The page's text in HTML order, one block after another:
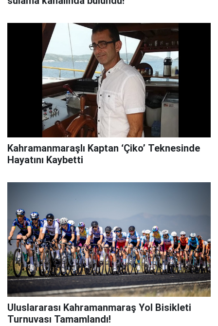
Kahramanmaraşlı Kaptan ‘Çiko’ Teknesinde
Hayatını Kaybetti
Uluslararası Kahramanmaraş Yol Bisikleti
Turnuvası Tamamlandı!